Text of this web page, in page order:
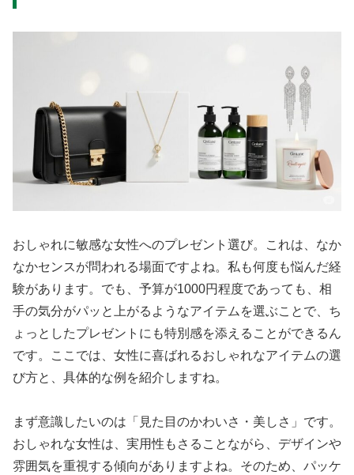
おしゃれに敏感な女性へのプレゼント選び。これは、なか
なかセンスが問われる場面ですよね。私も何度も悩んだ経
験があります。でも、予算が1000円程度であっても、相
手の気分がパッと上がるようなアイテムを選ぶことで、ち
ょっとしたプレゼントにも特別感を添えることができるん
です。ここでは、女性に喜ばれるおしゃれなアイテムの選
び方と、具体的な例を紹介しますね。
まず意識したいのは「見た目のかわいさ・美しさ」です。
おしゃれな女性は、実用性もさることながら、デザインや
雰囲気を重視する傾向がありますよね。そのため、パッケ